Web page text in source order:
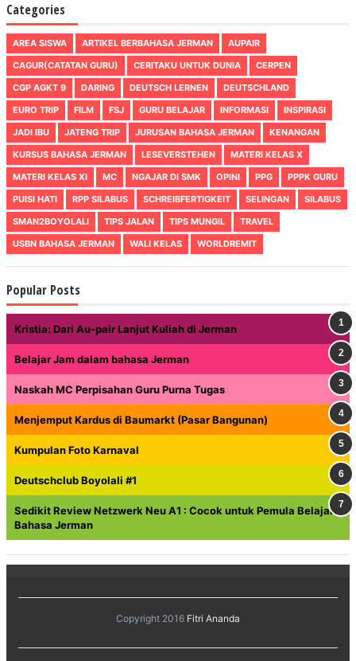
Categories
AREA SISWA ARTIKEL BERBAHASA JERMAN
AUPAIR
CAGUR(CATATAN GURU)
CERITAKU UNTUK DUNIA
CERPEN
CGP AGKT 9
DARING DEUTSCH LERNEN
DEUTSCHLAND
EURO TRIP
FILM FSJ GURU BELAJAR INFORMASI
INSPIRASI
JADI IBU
JATENG TRIP JURUSAN BAHASA JERMAN
KENANGAN
KURSUS BAHASA JERMAN
LESEVERSTEHEN
MATERI KELAS X
MATERI KELAS XI
MC NGAJAR DI SMK OPINI PPG
PPPK GURU
PUISI HATI
RPP SILABUS SCHREIBFERTIGKEIT SELINGAN
SILABUS
SMAN2BOYOLALI
TIPS JALAN TIPS MUNGIL
TRAVEL
USBN BAHASA JERMAN
WALI KELAS WORLDREMIT
Popular Posts
Kristia: Dari Au-pair Lanjut Kuliah di Jerman
Belajar Jam dalam bahasa Jerman
Naskah MC Perpisahan Guru Purna Tugas
Menjemput Kardus di Baumarkt (Pasar Bangunan)
Kumpulan Foto Karnaval
Deutschclub Boyolali #1
Sedikit Review Netzwerk Neu A1 : Cocok untuk Pemula Belajar
Bahasa Jerman
Copyright 2016 Fitri Ananda